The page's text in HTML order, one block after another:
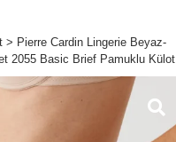
> Pierre Cardin Lingerie Beyaz-
2055 Basic Brief Pamuklu Külot